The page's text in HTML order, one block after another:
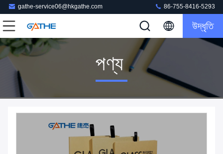
gathe-service06@hkgathe.com 86-755-8416-5293
উদ্ধৃতি
পণ্য